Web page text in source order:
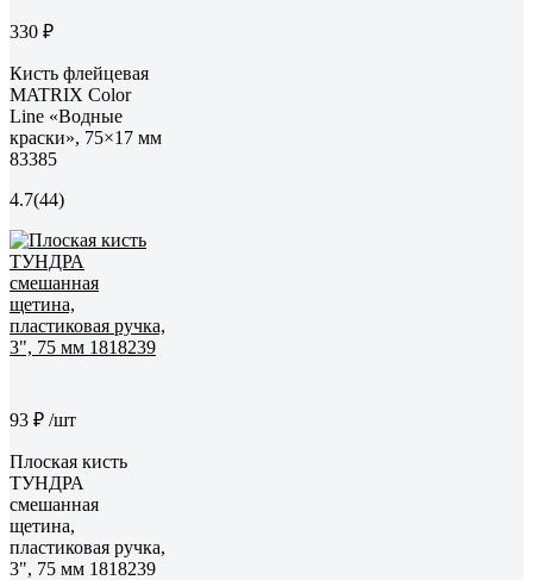
330 ₽
Кисть флейцевая
MATRIX Color
Line «Водные
краски», 75×17 мм
83385
4.7(44)
93 ₽ /шт
Плоская кисть
ТУНДРА
смешанная
щетина,
пластиковая ручка,
3", 75 мм 1818239